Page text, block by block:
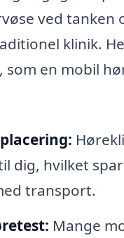
ved tanken
klinik.
som en mobil
dig, hvilket
transport.
Mange